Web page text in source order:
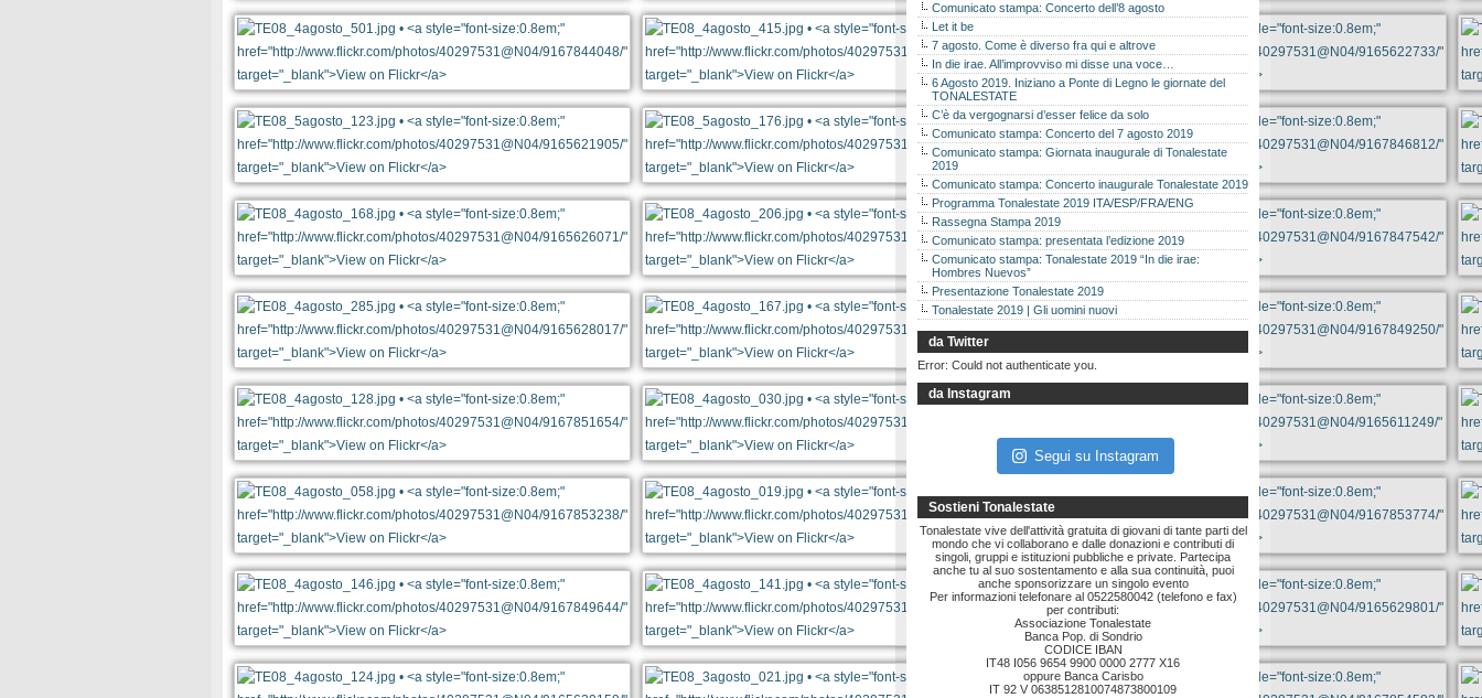
Comunicato stampa: Concerto dell’8 agosto
Let it be
7 agosto. Come è diverso fra qui e altrove
In die irae. All’improvviso mi disse una voce…
6 Agosto 2019. Iniziano a Ponte di Legno le giornate del
TONALESTATE
C’è da vergognarsi d’esser felice da solo
Comunicato stampa: Concerto del 7 agosto 2019
Comunicato stampa: Giornata inaugurale di Tonalestate
2019
Comunicato stampa: Concerto inaugurale Tonalestate 2019
Programma Tonalestate 2019 ITA/ESP/FRA/ENG
Rassegna Stampa 2019
Comunicato stampa: presentata l’edizione 2019
Comunicato stampa: Tonalestate 2019 “In die irae:
Hombres Nuevos”
Presentazione Tonalestate 2019
Tonalestate 2019 | Gli uomini nuovi
da Twitter
Error: Could not authenticate you.
da Instagram
Segui su Instagram
Sostieni Tonalestate
Tonalestate vive dell'attività gratuita di giovani di tante parti del
mondo che vi collaborano e dalle donazioni e contributi di
singoli, gruppi e istituzioni pubbliche e private. Partecipa
anche tu al suo sostentamento e alla sua continuità, puoi
anche sponsorizzare un singolo evento
Per informazioni telefonare al 0522580042 (telefono e fax)
per contributi:
Associazione Tonalestate
Banca Pop. di Sondrio
CODICE IBAN
IT48 I056 9654 9900 0000 2777 X16
oppure Banca Carisbo
IT 92 V 0638512810074873800109